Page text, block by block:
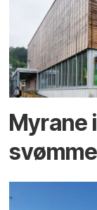
Myrane